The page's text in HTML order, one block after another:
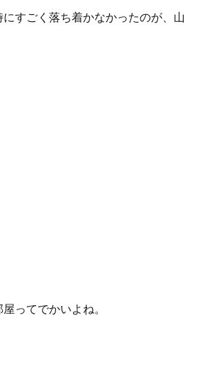
すごく落ち着かなかったのが、山
ってでかいよね。